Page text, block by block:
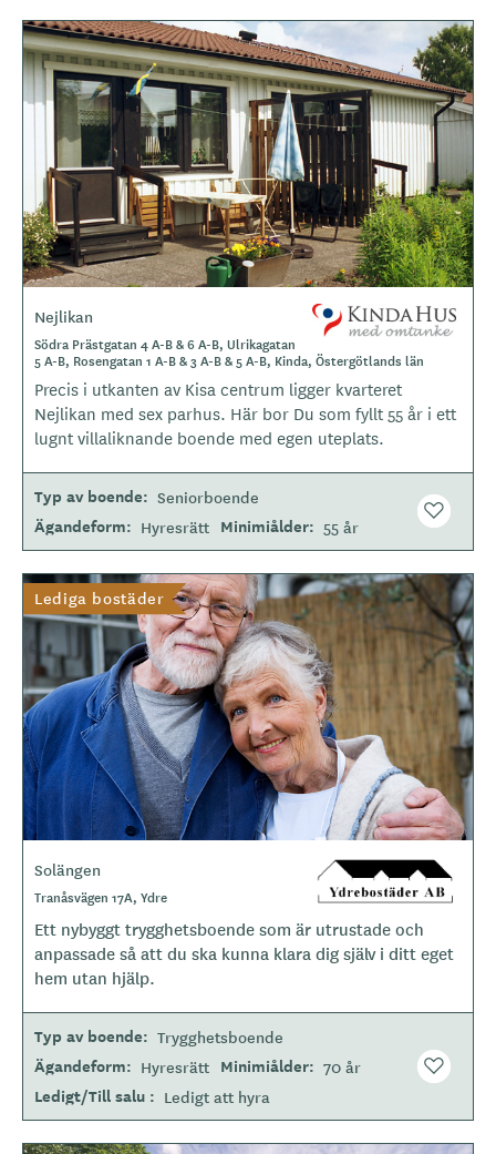
L
g
o
t
y
Nejlikan
Södra Prästgatan 4 A-B & 6 A-B, Ulrikagatan
5 A-B, Rosengatan 1 A-B & 3 A-B & 5 A-B, Kinda, Östergötlands län
Precis i utkanten av Kisa centrum ligger kvarteret
Nejlikan med sex parhus. Här bor Du som fyllt 55 år i ett
lugnt villaliknande boende med egen uteplats.
Typ av boende Seniorboende
Ägandeform Hyresrätt Minimiålder 55 år
Lediga bostäder
o
o
t
p
Solängen
Tranåsvägen 17A, Ydre
Ett nybyggt trygghetsboende som är utrustade och
anpassade så att du ska kunna klara dig själv i ditt eget
hem utan hjälp.
Typ av boende Trygghetsboende
Ägandeform Hyresrätt Minimiålder 70 år
Ledigt/Till salu Ledigt att hyra